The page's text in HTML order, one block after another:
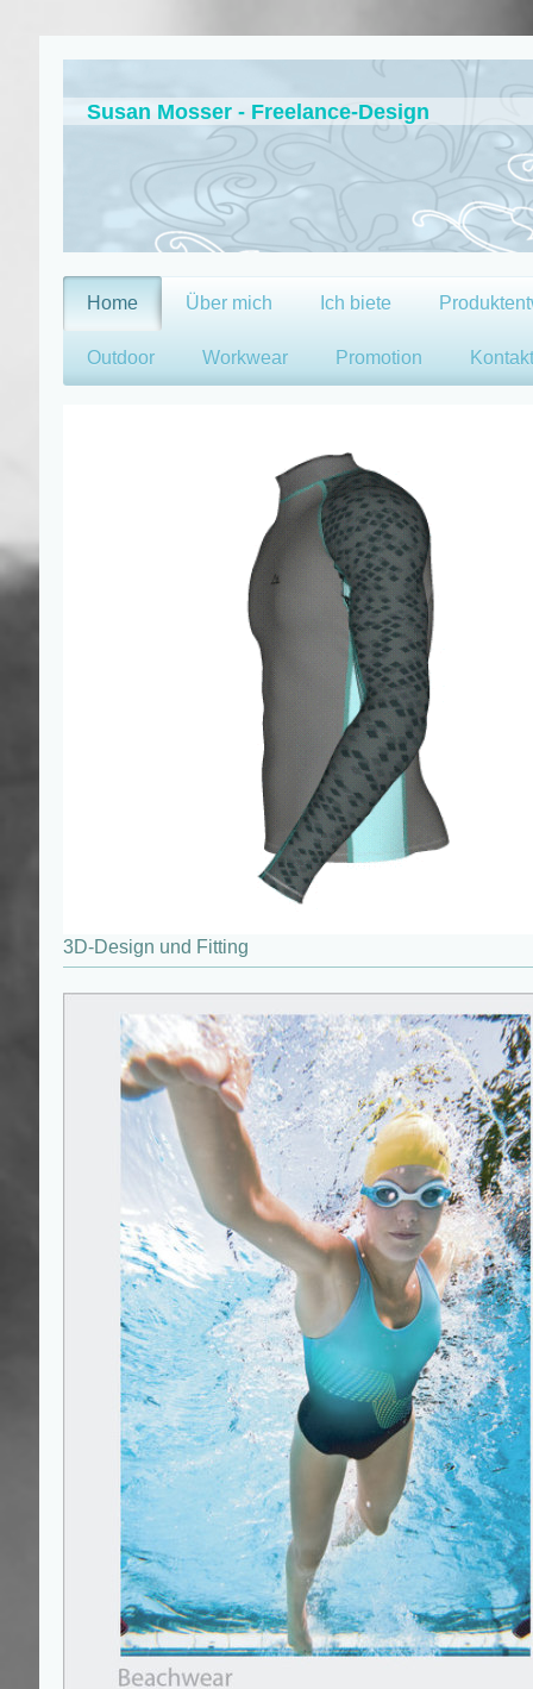
Susan Mosser - Freelance-Design
Home Über mich Ich biete
Outdoor Workwear Promotion Kontakt
3D-Design und Fitting